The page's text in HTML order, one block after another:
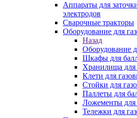
Аппараты для
электродов
Сварочные тракторы
Оборудование для
Назад
Оборудование
Шкафы для
Хранилища для
Клети для
Стойки для
Паллеты для
Ложементы для
Тележки для